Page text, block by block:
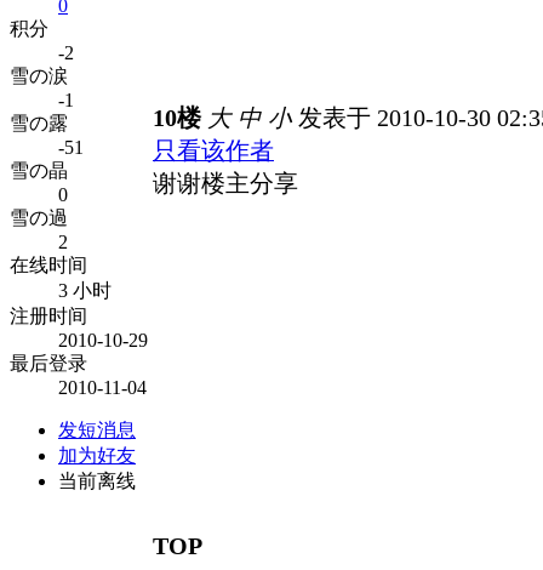
0
积分
-2
雪の涙
-1
雪の露
-51
雪の晶
0
雪の過
2
在线时间
3 小时
注册时间
2010-10-29
最后登录
2010-11-04
发短消息
加为好友
当前离线
10楼 大 中 小 发表于 2010-10-30
只看该作者
谢谢楼主分享
TOP